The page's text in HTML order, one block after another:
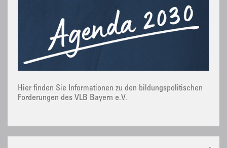
Hier finden Sie Informationen zu den bildungspolitischen
Forderungen des VLB Bayern e.V.